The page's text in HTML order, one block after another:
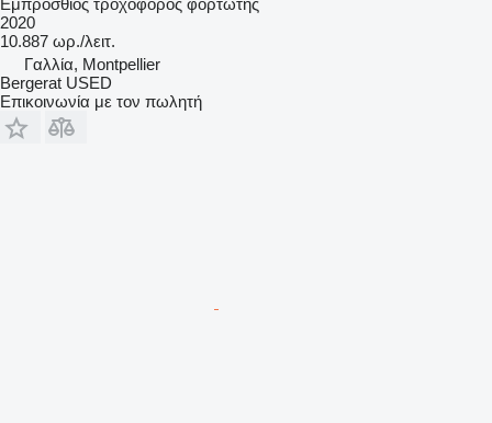
2020
10.887 ωρ./λειτ.
Γαλλία, Montpellier
Bergerat USED
Επικοινωνία με τον πωλητή